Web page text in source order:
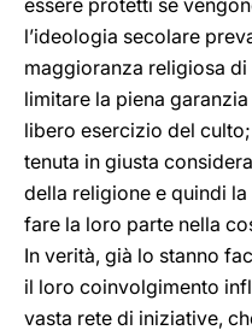
essere protetti se
l’ideologia secolare
maggioranza religiosa
limitare la piena
libero esercizio del
tenuta in giusta
della religione e quindi
fare la loro parte nella
In verità, già lo stanno
il loro coinvolgimento
vasta rete di iniziative,